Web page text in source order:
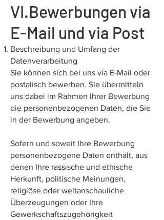
VI.Bewerbungen via
E-Mail und via Post
Beschreibung und Umfang der
Datenverarbeitung
Sie können sich bei uns via E-Mail oder
postalisch bewerben. Sie übermitteln
uns dabei im Rahmen Ihrer Bewerbung
die personenbezogenen Daten, die Sie
in der Bewerbung angeben.
Sofern und soweit Ihre Bewerbung
personenbezogene Daten enthält, aus
denen Ihre rassische und ethische
Herkunft, politische Meinungen,
religiöse oder weltanschauliche
Überzeugungen oder Ihre
Gewerkschaftszugehörigkeit